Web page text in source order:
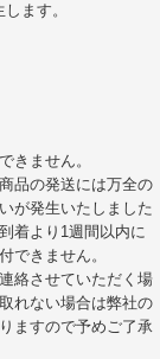
ます。
きません。
品の発送には万全の
が発生いたしました
着より1週間以内に
できません。
絡させていただく場
れない場合は弊社の
ますので予めご了承